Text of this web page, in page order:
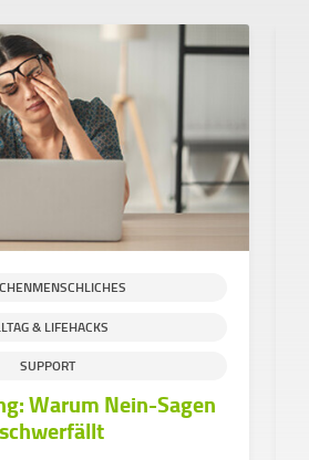
& LIFEHACKS
SUPPORT
Warum Nein-Sagen